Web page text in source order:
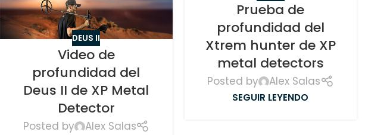
DEUS II
Video de
profundidad del
Deus II de XP Metal
Detector
Posted by Alex Salas
Prueba de
profundidad del
Xtrem hunter de XP
metal detectors
Posted by Alex Salas
SEGUIR LEYENDO